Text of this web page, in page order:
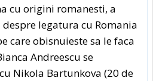
cu origini romanesti, a
legatura cu Romania
care obisnuieste sa le faca
Andreescu se
Nikola Bartunkova (20 de